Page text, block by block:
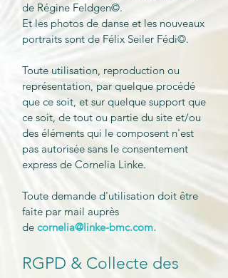
de Régine Feldgen©.
Et les photos de danse et les nouveaux
portraits sont de Félix Seiler Fédi©.
Toute utilisation, reproduction ou
représentation, par quelque procédé
que ce soit, et sur quelque support que
ce soit, de tout ou partie du site et/ou
des éléments qui le composent n'est
pas autorisée sans le consentement
express de Cornelia Linke.​
Toute demande d'utilisation doit être
faite par mail auprès
de cornelia@linke-bmc.com.
RGPD & Collecte des